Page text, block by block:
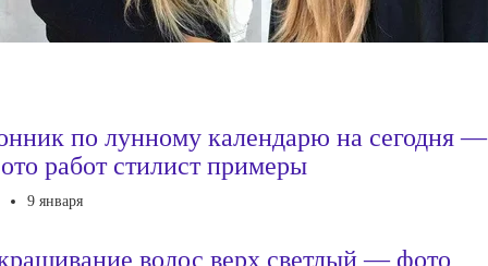
по лунному календарю на сегодня —
работ стилист примеры
9 января
волос верх светлый — фото